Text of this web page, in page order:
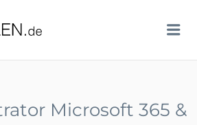
TECHSTELLEN.DE
Microsoft 365 &